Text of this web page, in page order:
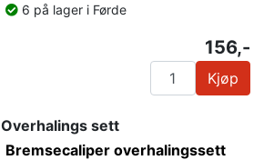
6 på lager i Førde
156,-
Kjøp
Overhalings sett
Bremsecaliper overhalingssett